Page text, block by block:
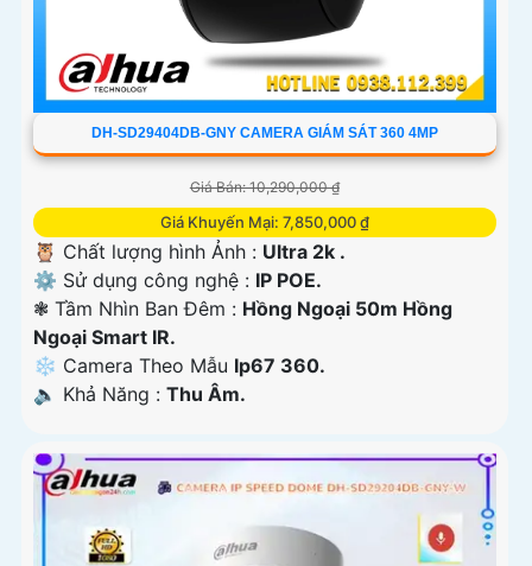
DH-SD29404DB-GNY CAMERA GIÁM SÁT 360 4MP
Giá Bán: 10,290,000 ₫
Giá Khuyến Mại: 7,850,000 ₫
🦉 Chất lượng hình Ảnh : Ultra 2k .
⚙ Sử dụng công nghệ : IP POE.
❃ Tầm Nhìn Ban Đêm : Hồng Ngoại 50m Hồng
Ngoại Smart IR.
❄ Camera Theo Mẫu Ip67 360.
️🔈 Khả Năng : Thu Âm.